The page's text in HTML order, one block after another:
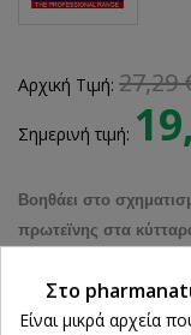
Αρχική Τιμή: 27,29
Σημερινή τιμή:
Βοηθάει στο
πρωτεϊνης στα
Στο
Είναι μικρά αρχεία